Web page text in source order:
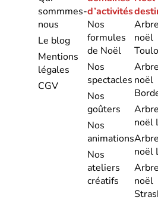
sommmes-
nous
Le blog
Mentions
légales
CGV
d’activités
Nos
formules
de Noël
Nos
spectacles
Nos
goûters
Nos
animations
Nos
ateliers
créatifs
noël
noël
noël
noël
noël